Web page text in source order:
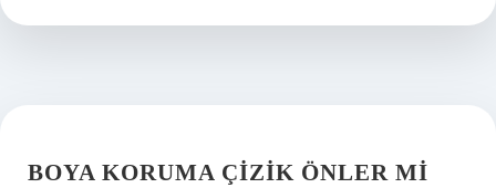
BOYA KORUMA ÇIZIK ÖNLER MI